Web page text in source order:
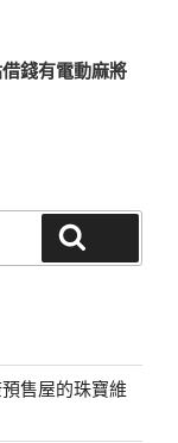
錢有電動麻將
售屋的珠寶維